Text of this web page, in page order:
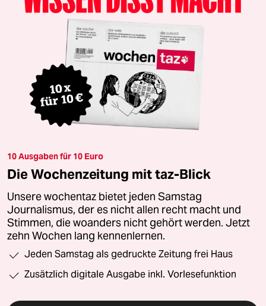
10 Ausgaben für 10 Euro
Die Wochenzeitung mit taz-Blick
Unsere wochentaz bietet jeden Samstag
Journalismus, der es nicht allen recht macht und
Stimmen, die woanders nicht gehört werden. Jetzt
zehn Wochen lang kennenlernen.
Jeden Samstag als gedruckte Zeitung frei Haus
Zusätzlich digitale Ausgabe inkl. Vorlesefunktion